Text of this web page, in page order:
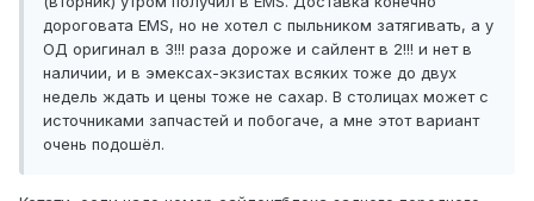
дороговата EMS, но не хотел с пыльником затягивать, а у
ОД оригинал в 3!!! раза дороже и сайлент в 2!!! и нет в
наличии, и в эмексах-экзистах всяких тоже до двух
недель ждать и цены тоже не сахар. В столицах может с
источниками запчастей и побогаче, а мне этот вариант
очень подошёл.